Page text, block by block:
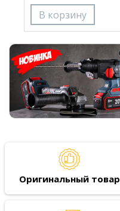
Оригинальный товар